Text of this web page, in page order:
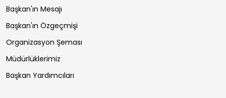
Başkan'ın Mesajı
Başkan'ın Özgeçmişi
Organizasyon Şeması
Müdürlüklerimiz
Başkan Yardımcıları